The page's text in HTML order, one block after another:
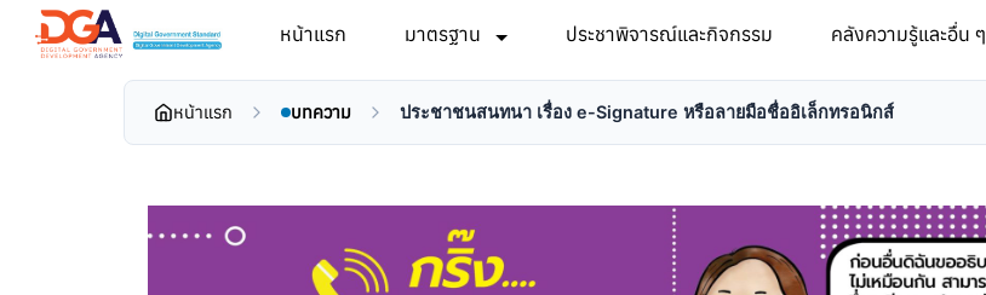
หน้าแรก มาตรฐาน ประชาพิจารณ์และกิจกรรม คลังความรู้และอื่น ๆ
หน้าแรก บทความ ประชาชนสนทนา เรื่อง e-Signature หรือลายมือชื่ออิเล็กทรอนิกส์